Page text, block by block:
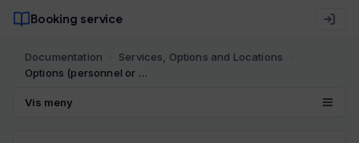
Booking service
Documentation
Services, Options and Locations
Options (personnel or object)
Vis meny